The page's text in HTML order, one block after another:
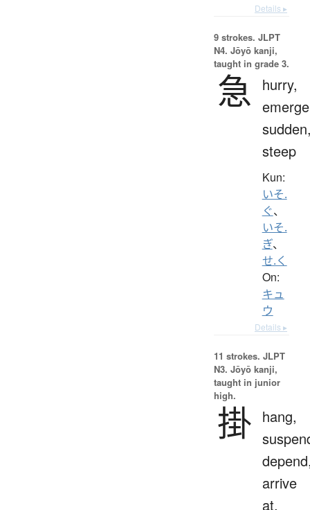
Details ▸
9 strokes. JLPT
N4. Jōyō kanji,
taught in grade 3.
急
hurry,
steep
Kun:
いそ.
ぐ、
いそ.
ぎ、
せ.く
On:
キュ
ウ
Details ▸
11 strokes. JLPT
N3. Jōyō kanji,
taught in junior
high.
掛 hang,
arrive
at,